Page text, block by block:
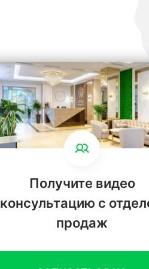
Получите видео
консультацию с
продаж